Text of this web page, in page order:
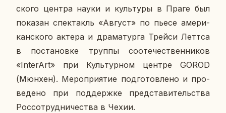
ско­го центра науки и куль­ту­ры в Праге был
по­ка­зан спек­такль «Август» по пьесе аме­ри­
кан­ско­го актера и дра­ма­тур­га Трейси Леттса
в по­ста­нов­ке труппы со­оте­че­ствен­ни­ков
«InterArt» при Куль­тур­ном центре GOROD
(Мюнхен). Ме­ро­при­я­тие под­го­тов­ле­но и про­
ве­де­но при под­держ­ке пред­ста­ви­тель­ства
Рос­со­труд­ни­че­ства в Чехии.